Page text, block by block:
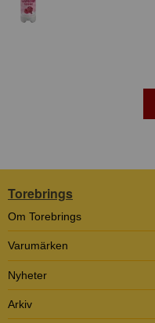
Torebrings
Om Torebrings
Varumärken
Nyheter
Arkiv